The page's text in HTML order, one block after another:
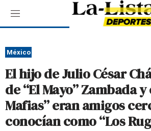
M
e
ú
México
El hijo de Julio César
de “El Mayo” Zambada
Mafias” eran amigos
conocían como “Los